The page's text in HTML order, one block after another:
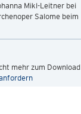
Mikl-Leitner bei
Salome beim
mehr zum Download